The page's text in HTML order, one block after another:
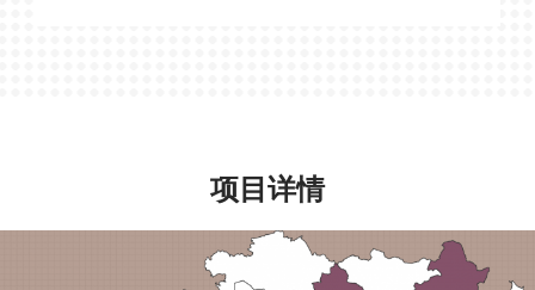
项目详情